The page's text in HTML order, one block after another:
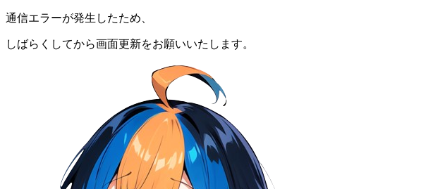
通信エラーが発生したため、
しばらくしてから画面更新をお願いいたします。